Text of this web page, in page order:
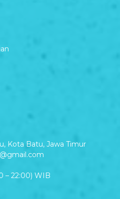
Kota Batu, Jawa Timur
– 22:00) WIB